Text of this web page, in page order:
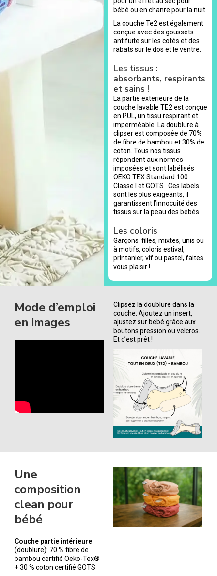
bébé ou en chanre pour la nuit.
La couche Te2 est également
conçue avec des goussets
antifuite sur les cotés et des
rabats sur le dos et le ventre.
Les tissus :
absorbants, respirants
et sains !
La partie extérieure de la
couche lavable TE2 est conçue
en PUL, un tissu respirant et
imperméable. La doublure à
clipser est composée de 70%
de fibre de bambou et 30% de
coton. Tous nos tissus
répondent aux normes
imposées et sont labélisés
OEKO TEX Standard 100
Classe I et GOTS . Ces labels
sont les plus exigeants, il
garantissent l’innocuité des
tissus sur la peau des bébés.
Les coloris
Garçons, filles, mixtes, unis ou
à motifs, coloris estival,
printanier, vif ou pastel, faites
vous plaisir !
Mode d’emploi
en images
Clipsez la doublure dans la
couche. Ajoutez un insert,
ajustez sur bébé grâce aux
boutons pression ou velcros.
Et c’est prêt !
Une
composition
clean pour
bébé
Couche partie intérieure
(doublure): 70 % fibre de
bambou certifié Oeko-Tex®
+ 30 % coton certifié GOTS